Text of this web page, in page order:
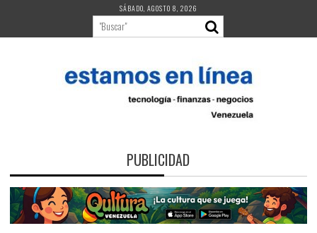
contenido
SÁBADO, AGOSTO 8, 2026
PUBLICIDAD